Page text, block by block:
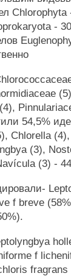
-
54,5%
Chlorella
(3),
(3) -
f breve
f
fragrans